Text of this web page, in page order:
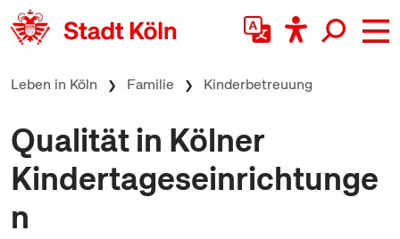
zum Inhalt springen
Leben in Köln Familie Kinderbetreuung
Qualität in Kölner
Kindertageseinrichtunge
n